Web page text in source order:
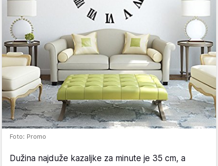
Foto: Promo
Dužina najduže kazaljke za minute je 35 cm, a